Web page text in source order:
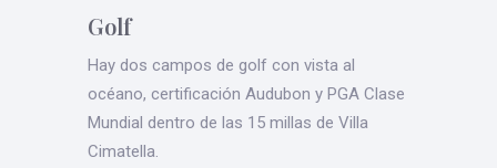
Golf
Hay dos campos de golf con vista al
océano, certificación Audubon y PGA Clase
Mundial dentro de las 15 millas de Villa
Cimatella.